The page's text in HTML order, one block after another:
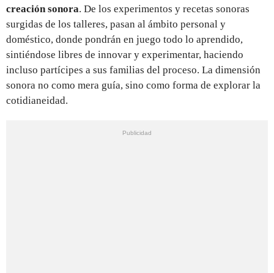
creación sonora. De los experimentos y recetas sonoras
surgidas de los talleres, pasan al ámbito personal y
doméstico, donde pondrán en juego todo lo aprendido,
sintiéndose libres de innovar y experimentar, haciendo
incluso partícipes a sus familias del proceso. La dimensión
sonora no como mera guía, sino como forma de explorar la
cotidianeidad.